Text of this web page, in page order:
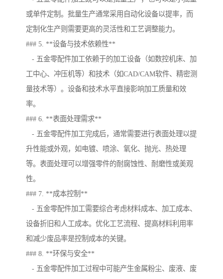
或单件定制。批量生产通常采用自动化设备以提率，而
定制化生产则需要更高的灵活性和工艺调整能力。
### 5. **设备与技术依赖性**
- 五金零配件加工依赖于的加工设备（如数控机床、加
工中心、冲压机等）和技术（如CAD/CAM软件、精密测
量技术等）。设备和技术水平直接影响加工质量和效
率。
### 6. **表面处理需求**
- 五金零配件加工完成后，通常需要进行表面处理以提
升性能或外观，如电镀、喷涂、氧化、抛光、热处理
等。表面处理可以增强零件的耐腐蚀性、耐磨性或美观
性。
### 7. **成本控制**
- 五金零配件加工需要综合考虑材料成本、加工成本、
设备折旧和人工成本。优化工艺流程、提高材料利用率
和减少废品率是控制成本的关键。
### 8. **环保与安全**
- 五金零配件加工过程中可能产生金属粉尘、废液、废